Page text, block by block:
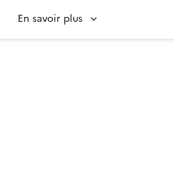
En savoir plus